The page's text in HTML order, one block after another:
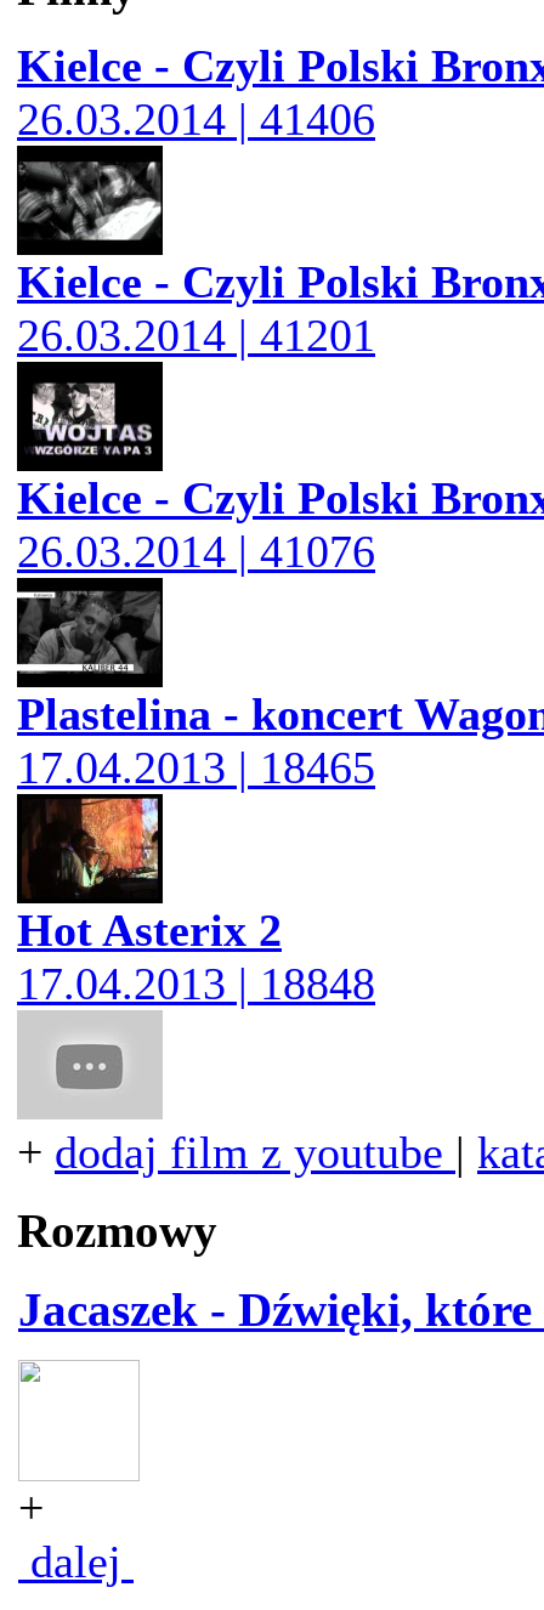
Kielce - Czyli Polski
26.03.2014 | 41406
Kielce - Czyli Polski
26.03.2014 | 41201
Kielce - Czyli Polski
26.03.2014 | 41076
Plastelina - koncert
17.04.2013 | 18465
Hot Asterix 2
17.04.2013 | 18848
+ dodaj film z youtube |
Rozmowy
Jacaszek - Dźwięki,
+
dalej